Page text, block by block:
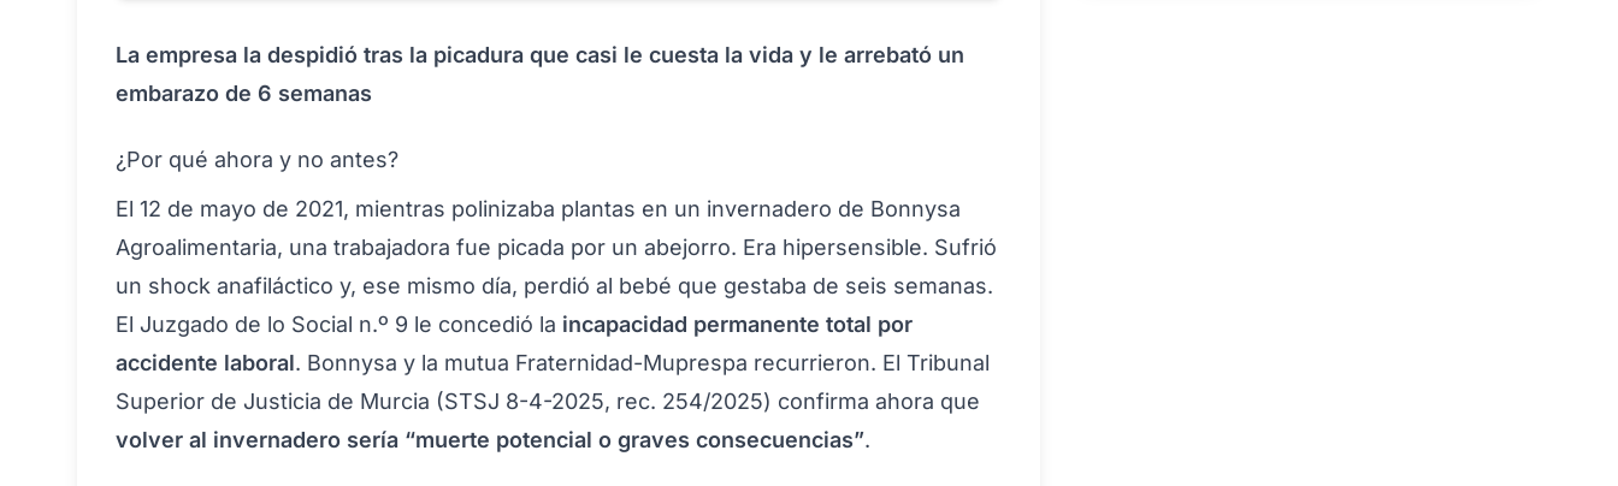
La empresa la despidió tras la picadura que casi le cuesta la vida y le arrebató un
embarazo de 6 semanas
¿Por qué ahora y no antes?
El 12 de mayo de 2021, mientras polinizaba plantas en un invernadero de Bonnysa
Agroalimentaria, una trabajadora fue picada por un abejorro. Era hipersensible. Sufrió
un shock anafiláctico y, ese mismo día, perdió al bebé que gestaba de seis semanas.
El Juzgado de lo Social n.º 9 le concedió la incapacidad permanente total por
accidente laboral. Bonnysa y la mutua Fraternidad-Muprespa recurrieron. El Tribunal
Superior de Justicia de Murcia (STSJ 8-4-2025, rec. 254/2025) confirma ahora que
volver al invernadero sería “muerte potencial o graves consecuencias”.